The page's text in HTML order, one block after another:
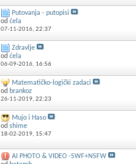
Putovanja - putopisi
od ćela
07-11-2016, 22:37
Zdravlje
od ćela
06-09-2016, 16:56
Matematičko-logički zadaci
od brankoz
26-11-2019, 22:23
Mujo i Haso
od shime
18-02-2019, 15:47
AI PHOTO & VIDEO -SWF+NSFW